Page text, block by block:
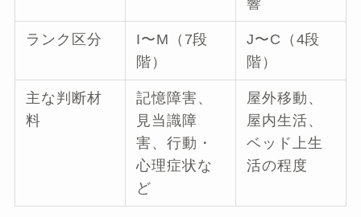
ランク区分
I〜M（7段
階）
J〜C（4段
階）
主な判断材
料
記憶障害、
見当識障
害、行動・
心理症状な
ど
屋外移動、
屋内生活、
ベッド上生
活の程度